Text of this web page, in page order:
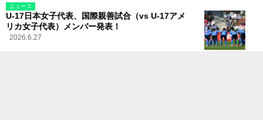
ニュース
U-17日本女子代表、国際親善試合（vs U-17アメ
リカ女子代表）メンバー発表！
2026.6.27